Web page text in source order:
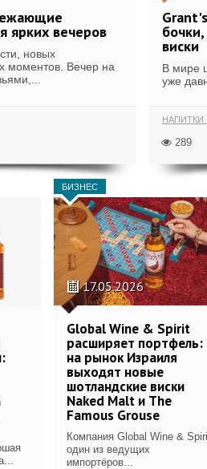
ярких вечеров
новых
моментов. Вечер на
виски
В мире
уже
НАПИТКИ
289
БИЗНЕС
17.05.2026
Global Wine & Spirit
расширяет портфель:
на рынок Израиля
выходят новые
шотландские виски
Naked Malt и The
Famous Grouse
Компания Global Wine &
один из ведущих
импортёров...